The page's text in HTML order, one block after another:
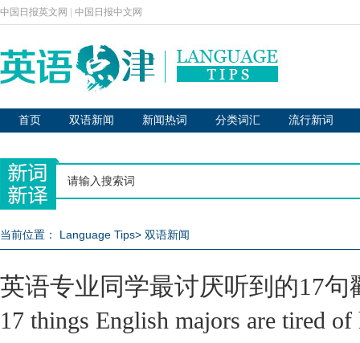
中国日报英文网 中国日报中文网
首页 双语新闻 新闻热词 分类词汇 流行新词
当前位置： Language Tips> 双语新闻
英语专业同学最讨厌听到的17句
17 things English majors are tired of